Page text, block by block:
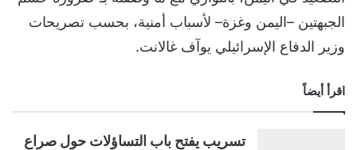
الجبهتين –اليمن وغزة– لأسباب أمنية، بحسب تصريحات
وزير الدفاع الإسرائيلي يوآف غالانت.
اقرأ أيضاً
تسريب يفتح باب التساؤلات حول صراع